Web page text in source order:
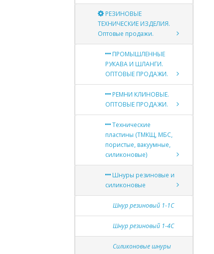
РЕЗИНОВЫЕ
ТЕХНИЧЕСКИЕ ИЗДЕЛИЯ.
Оптовые продажи.
ПРОМЫШЛЕННЫЕ
РУКАВА И ШЛАНГИ.
ОПТОВЫЕ ПРОДАЖИ.
РЕМНИ КЛИНОВЫЕ.
ОПТОВЫЕ ПРОДАЖИ.
Технические
пластины (ТМКЩ, МБС,
пористые, вакуумные,
силиконовые)
Шнуры резиновые и
силиконовые
Шнур резиновый 1-1С
Шнур резиновый 1-4С
Силиконовые шнуры